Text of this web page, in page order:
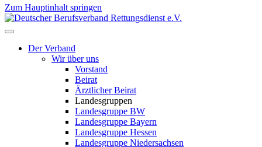
Zum Hauptinhalt springen
Der Verband
Wir über uns
Vorstand
Beirat
Ärztlicher Beirat
Landesgruppen
Landesgruppe BW
Landesgruppe Bayern
Landesgruppe Hessen
Landesgruppe Niedersachsen